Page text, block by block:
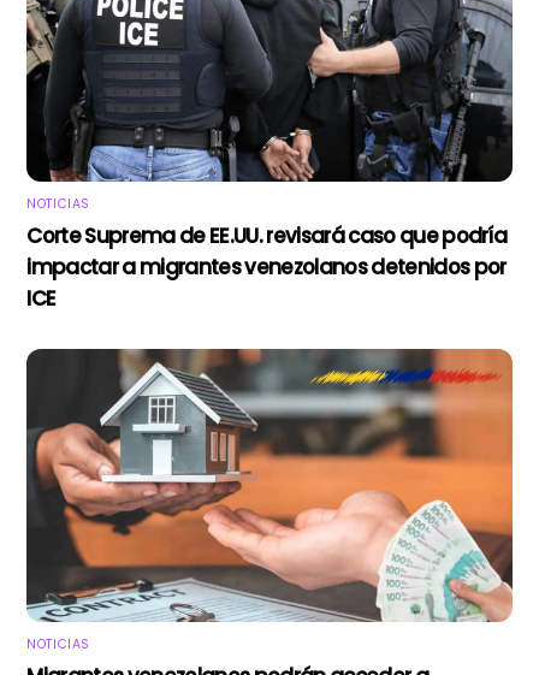
NOTICIAS
Corte Suprema de EE.UU. revisará caso que podría
impactar a migrantes venezolanos detenidos por
ICE
NOTICIAS